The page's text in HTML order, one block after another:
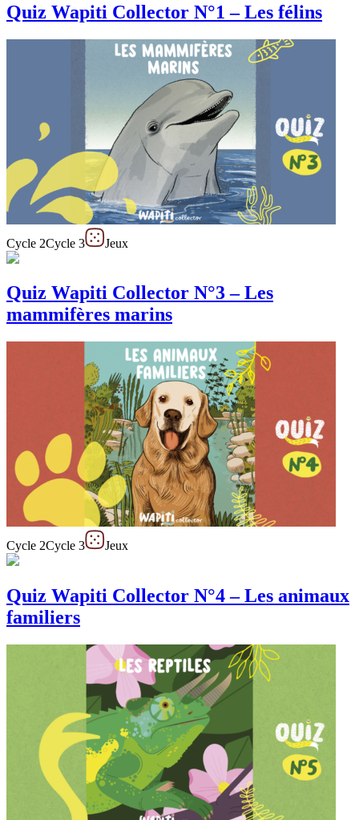
Quiz Wapiti Collector N°1 – Les félins
Cycle 2Cycle 3 Jeux
Quiz Wapiti Collector N°3 – Les
mammifères marins
Cycle 2Cycle 3 Jeux
Quiz Wapiti Collector N°4 – Les animaux
familiers